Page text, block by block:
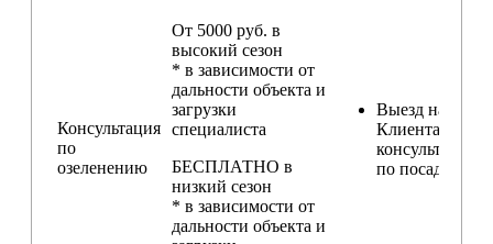
Консультация
по
озеленению
От 5000 руб. в
высокий сезон
* в зависимости от
дальности объекта и
загрузки
специалиста
БЕСПЛАТНО в
низкий сезон
* в зависимости от
дальности объекта и
Выезд на
Клиента для
по посадкам